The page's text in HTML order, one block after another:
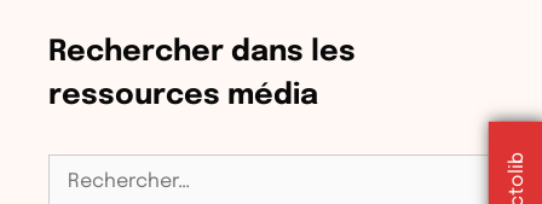
Rechercher dans les
ressources média
Rechercher :